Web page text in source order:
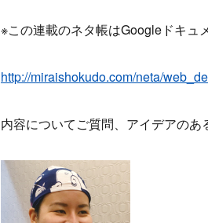
※この連載のネタ帳はGoogleドキュ
http://miraishokudo.com/neta/
内容についてご質問、アイデアのあ